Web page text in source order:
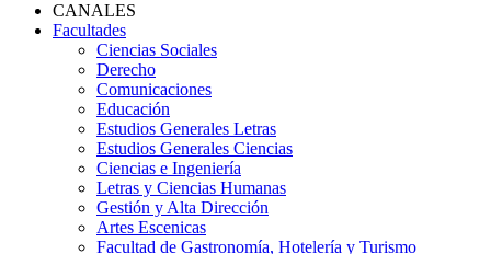
CANALES
Facultades
Ciencias Sociales
Derecho
Comunicaciones
Educación
Estudios Generales Letras
Estudios Generales Ciencias
Ciencias e Ingeniería
Letras y Ciencias Humanas
Gestión y Alta Dirección
Artes Escenicas
Facultad de Gastronomía, Hotelería y Turismo